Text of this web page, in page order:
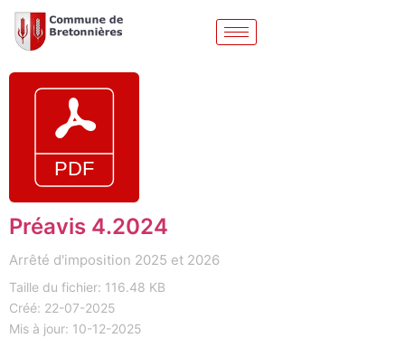
Préavis 4.2024
Arrêté d'imposition 2025 et 2026
Taille du fichier: 116.48 KB
Créé: 22-07-2025
Mis à jour: 10-12-2025